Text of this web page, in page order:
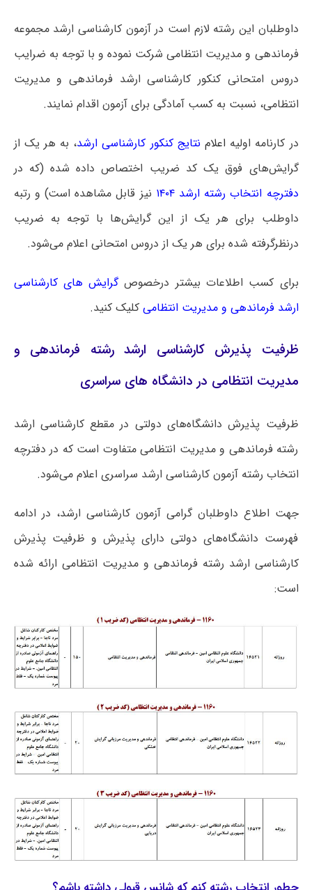
داوطلبان این رشته لازم است در آزمون کارشناسی ارشد مجموعه
فرماندهی و مدیریت انتظامی شرکت نموده و با توجه به ضرایب
دروس امتحانی کنکور کارشناسی ارشد فرماندهی و مدیریت
انتظامی، نسبت به کسب آمادگی برای آزمون اقدام نمایند.
در کارنامه اولیه اعلام نتایج کنکور کارشناسی ارشد، به هر یک از
گرایش‌های فوق یک کد ضریب اختصاص داده شده (که در
دفترچه انتخاب رشته ارشد ۱۴۰۴
نیز قابل مشاهده است) و رتبه
داوطلب برای هر یک از این گرایش‌ها با توجه به ضریب
درنظرگرفته شده برای هر یک از دروس امتحانی اعلام می‌شود.
برای کسب اطلاعات بیشتر درخصوصگرایش های کارشناسی
ارشد فرماندهی و مدیریت انتظامی کلیک کنید.
ظرفیت پذیرش کارشناسی ارشد رشته فرماندهی و
مدیریت انتظامی در دانشگاه های سراسری
ظرفیت پذیرش دانشگاه‌های دولتی در مقطع کارشناسی ارشد
رشته فرماندهی و مدیریت انتظامی متفاوت است که در دفترچه
انتخاب رشته آزمون کارشناسی ارشد سراسری اعلام می‌شود.
جهت اطلاع داوطلبان گرامی آزمون کارشناسی ارشد، در ادامه
فهرست دانشگاه‌های دولتی دارای پذیرش و ظرفیت پذیرش
کارشناسی ارشد رشته فرماندهی و مدیریت انتظامی ارائه شده
است: